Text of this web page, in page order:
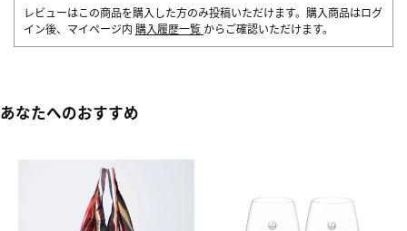
レビューはこの商品を購入した方のみ投稿いただけます。購入商品はログ
イン後、マイページ内 購入履歴一覧 からご確認いただけます。
あなたへのおすすめ